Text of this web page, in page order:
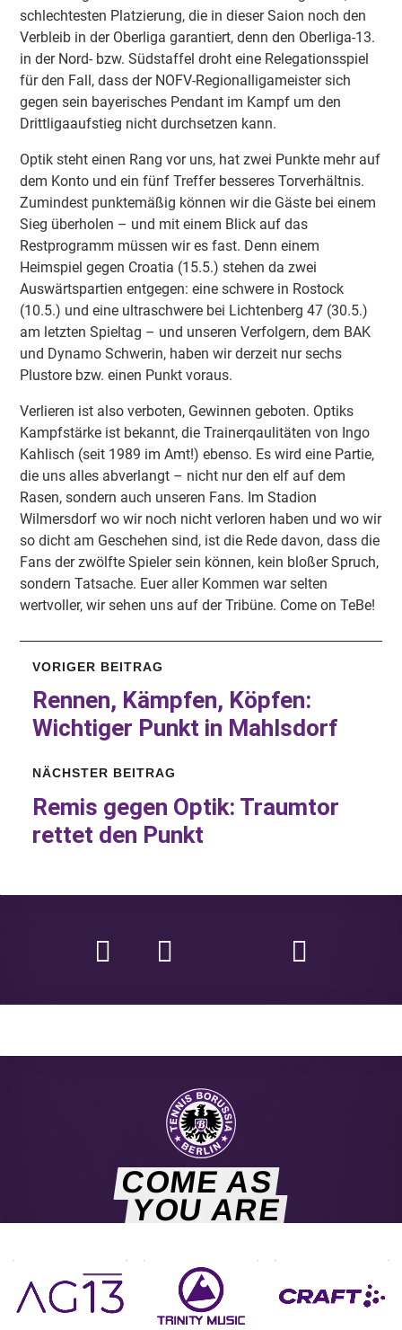
schlechtesten Platzierung, die in dieser Saion noch den
Verbleib in der Oberliga garantiert, denn den Oberliga-13.
in der Nord- bzw. Südstaffel droht eine Relegationsspiel
für den Fall, dass der NOFV-Regionalligameister sich
gegen sein bayerisches Pendant im Kampf um den
Drittligaaufstieg nicht durchsetzen kann.
Optik steht einen Rang vor uns, hat zwei Punkte mehr auf
dem Konto und ein fünf Treffer besseres Torverhältnis.
Zumindest punktemäßig können wir die Gäste bei einem
Sieg überholen – und mit einem Blick auf das
Restprogramm müssen wir es fast. Denn einem
Heimspiel gegen Croatia (15.5.) stehen da zwei
Auswärtspartien entgegen: eine schwere in Rostock
(10.5.) und eine ultraschwere bei Lichtenberg 47 (30.5.)
am letzten Spieltag – und unseren Verfolgern, dem BAK
und Dynamo Schwerin, haben wir derzeit nur sechs
Plustore bzw. einen Punkt voraus.
Verlieren ist also verboten, Gewinnen geboten. Optiks
Kampfstärke ist bekannt, die Trainerqaulitäten von Ingo
Kahlisch (seit 1989 im Amt!) ebenso. Es wird eine Partie,
die uns alles abverlangt – nicht nur den elf auf dem
Rasen, sondern auch unseren Fans. Im Stadion
Wilmersdorf wo wir noch nicht verloren haben und wo wir
so dicht am Geschehen sind, ist die Rede davon, dass die
Fans der zwölfte Spieler sein können, kein bloßer Spruch,
sondern Tatsache. Euer aller Kommen war selten
wertvoller, wir sehen uns auf der Tribüne. Come on TeBe!
VORIGER BEITRAG
Rennen, Kämpfen, Köpfen:
Wichtiger Punkt in Mahlsdorf
NÄCHSTER BEITRAG
Remis gegen Optik: Traumtor
rettet den Punkt
COME AS
YOU ARE